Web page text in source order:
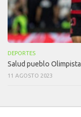
DEPORTES
Salud pueblo
11 AGOSTO 2023